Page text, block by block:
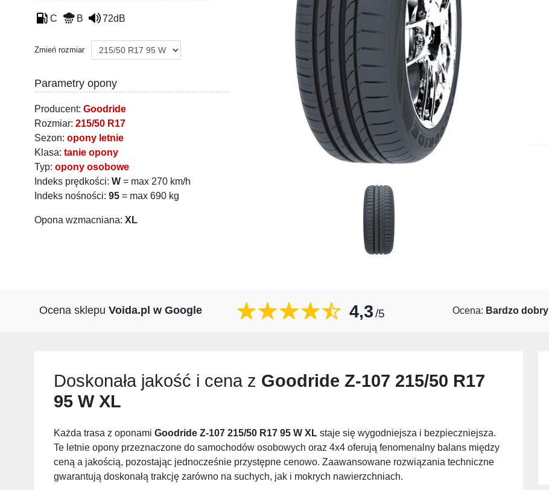
C B 72dB
Zmień rozmiar
Parametry opony
Producent: Goodride
Rozmiar: 215/50 R17
Sezon: opony letnie
Klasa: tanie opony
Typ: opony osobowe
Indeks prędkości: W = max 270 km/h
Indeks nośności: 95 = max 690 kg
Opona wzmacniana: XL
Ocena sklepu Voida.pl w Google 4,3/5 Ocena: Bardzo dobry
Doskonała jakość i cena z Goodride Z-107 215/50 R17
95 W XL
Każda trasa z oponami Goodride Z-107 215/50 R17 95 W XL staje się wygodniejsza i bezpieczniejsza.
Te letnie opony przeznaczone do samochodów osobowych oraz 4x4 oferują fenomenalny balans między
ceną a jakością, pozostając jednocześnie przystępne cenowo. Zaawansowane rozwiązania techniczne
gwarantują doskonałą trakcję zarówno na suchych, jak i mokrych nawierzchniach.